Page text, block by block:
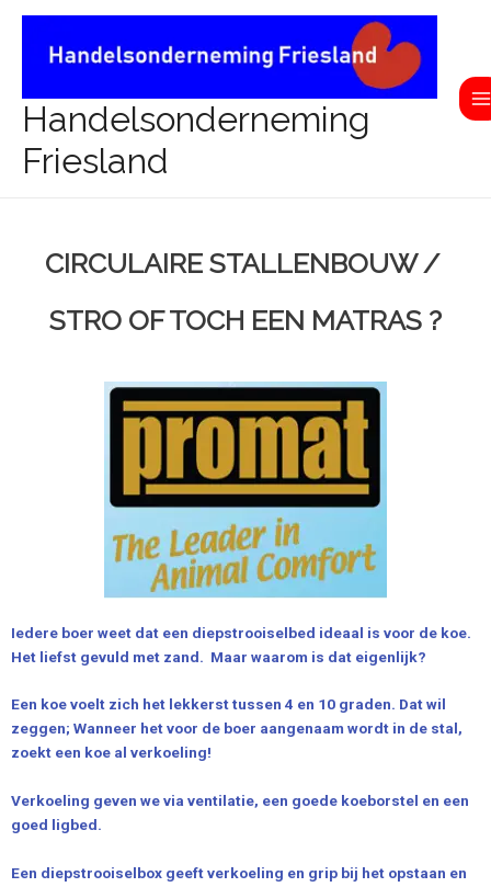
Handelsonderneming
Friesland
CIRCULAIRE STALLENBOUW /
STRO OF TOCH EEN MATRAS ?
Iedere boer weet dat een diepstrooiselbed ideaal is voor de koe.
Het liefst gevuld met zand. Maar waarom is dat eigenlijk?
Een koe voelt zich het lekkerst tussen 4 en 10 graden. Dat wil
zeggen; Wanneer het voor de boer aangenaam wordt in de stal,
zoekt een koe al verkoeling!
Verkoeling geven we via ventilatie, een goede koeborstel en een
goed ligbed.
Een diepstrooiselbox geeft verkoeling en grip bij het opstaan en